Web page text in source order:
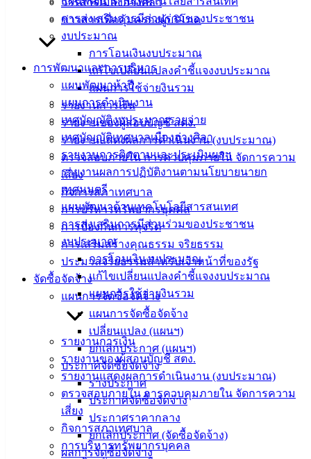
การส่งเสริมการมีส่วนร่วมของประชาชน
งบประมาณ
การโอนเงินงบประมาณ
แก้ไขเปลี่ยนแปลงคำชี้แจงงบประมาณ
แผนการใช้จ่ายงินรวม
รายงานการเงิน
รายงานของผู้สอบบัญชี สตง.
รายงานแสดงผลการดำเนินงาน (งบประมาณ)
ตรวจสอบภายใน การควบคุมภายใน จัดการความ
เสี่ยง
กิจการสภาเทศบาล
การบริหารทรัพยากรบุคคล
การป้องกันการทุจริต
การเสริมสร้างคุณธรรม จริยธรรม
ประมวลจริยธรรมสำหรับเจ้าหน้าที่ของรัฐ
จัดซื้อจัดจ้าง
แผนการจัดซื้อจัดจ้าง
แผนการจัดซื้อจัดจ้าง
เปลี่ยนแปลง (แผนฯ)
ยกเลิกประกาศ (แผนฯ)
ประกาศจัดซื้อจัดจ้าง
ร่างประกาศ
ประกาศจัดซื้อจัดจ้าง
ประกาศราคากลาง
ยกเลิกประกาศ (จัดซื้อจัดจ้าง)
ผลการจัดซื้อจัดจ้าง
วารสารเมืองอ่างศิลา
ข่าวสารเพื่อคุ้มครองผู้บริโภค
การพัฒนาและการบริหาร
แผนพัฒนาห้าปี
แผนการดำเนินงาน
เทศบัญญัติงบประมาณรายจ่าย
เทศบัญญัติเทศบาลเมืองอ่างศิลา
รายงานการติดตามและประเมินผลฯ
รายงานผลการปฏิบัติงานตามนโยบายนายก
เทศมนตรี
แผนพัฒนาด้านเทคโนโลยีสารสนเทศ
การส่งเสริมการมีส่วนร่วมของประชาชน
งบประมาณ
การโอนเงินงบประมาณ
แก้ไขเปลี่ยนแปลงคำชี้แจงงบประมาณ
แผนการใช้จ่ายงินรวม
รายงานการเงิน
รายงานของผู้สอบบัญชี สตง.
รายงานแสดงผลการดำเนินงาน (งบประมาณ)
ตรวจสอบภายใน การควบคุมภายใน จัดการความ
เสี่ยง
กิจการสภาเทศบาล
การบริหารทรัพยากรบุคคล
คู่มือการ
ปฏิบัติ
งาน
ข่าวสาร
ข้อมูล
ข่าวสาร
อิเล็กทรอนิกส์
ความรู้
(Knowledge
Management)
เทศบาล
ประวัติ
เทศบาล
ผู้บริหาร
และ
หัวหน้า
ส่วน
ราชการ